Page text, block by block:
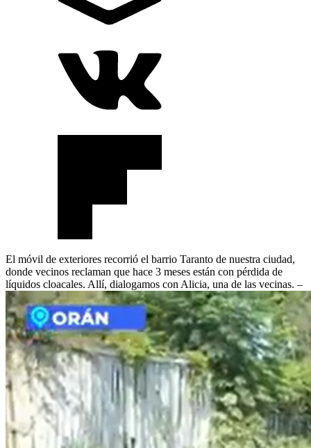
El móvil de exteriores recorrió el barrio Taranto de nuestra ciudad,
donde vecinos reclaman que hace 3 meses están con pérdida de
líquidos cloacales. Allí, dialogamos con Alicia, una de las vecinas. –